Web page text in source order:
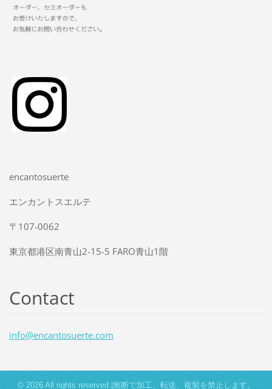
encantosuerte
エンカントスエルテ
〒107-0062
東京都港区南青山2-15-5 FARO青山1階
Contact
info@encantosuerte.com
© 2026 All rights reserved.|無断で加工、転送、複製を禁止します。